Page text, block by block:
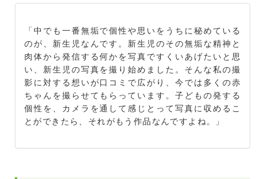
「中でも一番無垢で個性や思いをうちに秘めている
のが、新生児なんです。新生児のその無垢な精神と
肉体から発信する何かを写真ですくいあげたいと思
い、新生児の写真を撮り始めました。そんな私の撮
影に対する想いが口コミで広がり、今では多くの赤
ちゃんを撮らせてもらっています。子どもの発する
個性を、カメラを通して感じとって写真に収めるこ
とができたら、それがもう作品なんですよね。」